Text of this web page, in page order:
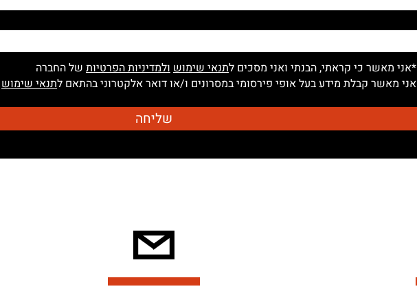
*אני מאשר כי קראתי, הבנתי ואני מסכים לתנאי שימושולמדיניות הפרטיות של החברה
אני מאשר קבלת מידע בעל אופי פירסומי במסרונים ו/או דואר אלקטרוני בהתאם לתנאי שימוש